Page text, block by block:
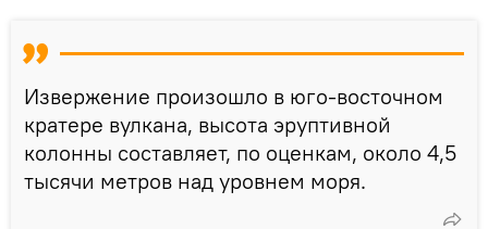
Извержение произошло в юго-восточном
кратере вулкана, высота эруптивной
колонны составляет, по оценкам, около 4,5
тысячи метров над уровнем моря.